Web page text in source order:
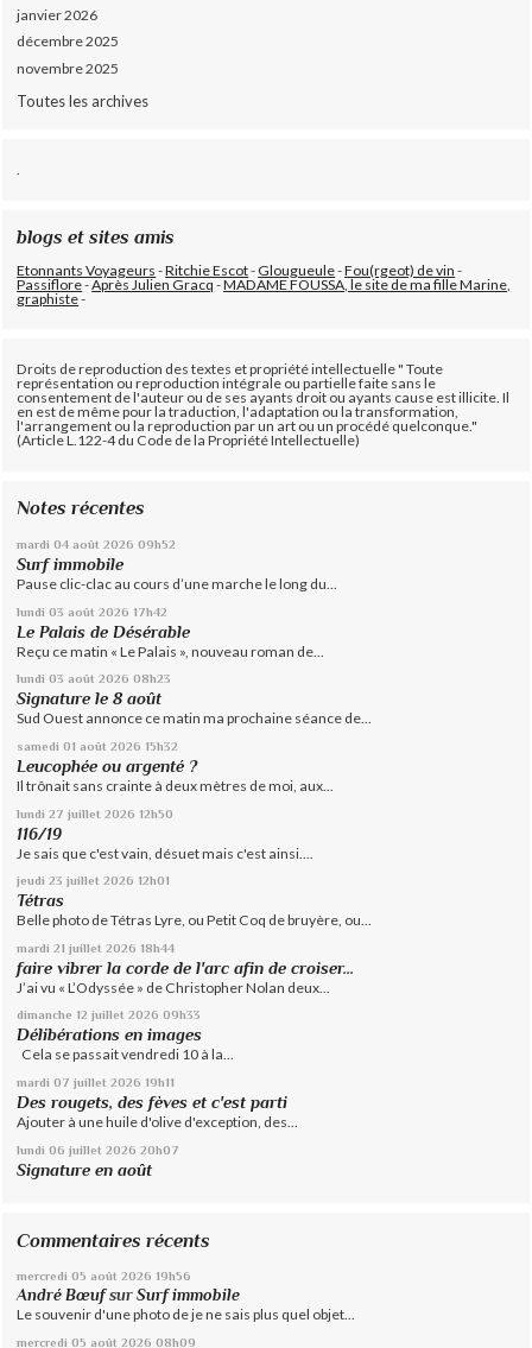
janvier 2026
décembre 2025
novembre 2025
Toutes les archives
blogs et sites amis
Etonnants Voyageurs -Ritchie Escot-Glougueule-Fou(rgeot) de vin -
Passiflore-Après Julien Gracq-MADAME FOUSSA, le site de ma fille Marine,
graphiste-
Droits de reproduction des textes et propriété intellectuelle " Toute
représentation ou reproduction intégrale ou partielle faite sans le
consentement de l'auteur ou de ses ayants droit ou ayants cause est illicite. Il
en est de même pour la traduction, l'adaptation ou la transformation,
l'arrangement ou la reproduction par un art ou un procédé quelconque."
(Article L.122-4 du Code de la Propriété Intellectuelle)
Notes récentes
mardi 04 août 2026 09h52
Surf immobile
Pause clic-clac au cours d’une marche le long du...
lundi 03 août 2026 17h42
Le Palais de Désérable
Reçu ce matin « Le Palais », nouveau roman de...
lundi 03 août 2026 08h23
Signature le 8 août
Sud Ouest annonce ce matin ma prochaine séance de...
samedi 01 août 2026 15h32
Leucophée ou argenté ?
Il trônait sans crainte à deux mètres de moi, aux...
lundi 27 juillet 2026 12h50
116/19
Je sais que c'est vain, désuet mais c'est ainsi....
jeudi 23 juillet 2026 12h01
Tétras
Belle photo de Tétras Lyre, ou Petit Coq de bruyère, ou...
mardi 21 juillet 2026 18h44
faire vibrer la corde de l'arc afin de croiser...
J’ai vu « L’Odyssée » de Christopher Nolan deux...
dimanche 12 juillet 2026 09h33
Délibérations en images
Cela se passait vendredi 10 à la...
mardi 07 juillet 2026 19h11
Des rougets, des fèves et c'est parti
Ajouter à une huile d'olive d'exception, des...
lundi 06 juillet 2026 20h07
Signature en août
Commentaires récents
mercredi 05 août 2026 19h56
André BœufsurSurf immobile
Le souvenir d'une photo de je ne sais plus quel objet...
mercredi 05 août 2026 08h09